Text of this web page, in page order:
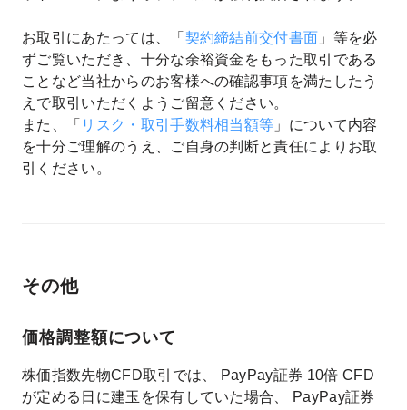
お取引にあたっては、「 契約締結前交付書面 」等を必
ずご覧いただき、十分な余裕資金をもった取引である
ことなど当社からのお客様への確認事項を満たしたう
えで取引いただくようご留意ください。
また、「 リスク・取引手数料相当額等 」について内容
を十分ご理解のうえ、ご自身の判断と責任によりお取
引ください。
その他
価格調整額について
株価指数先物CFD取引では、 PayPay証券 10倍 CFD
が定める日に建玉を保有していた場合、 PayPay証券